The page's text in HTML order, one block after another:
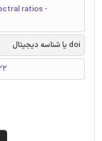
ratios -
doi یا شناسه دیجیتال